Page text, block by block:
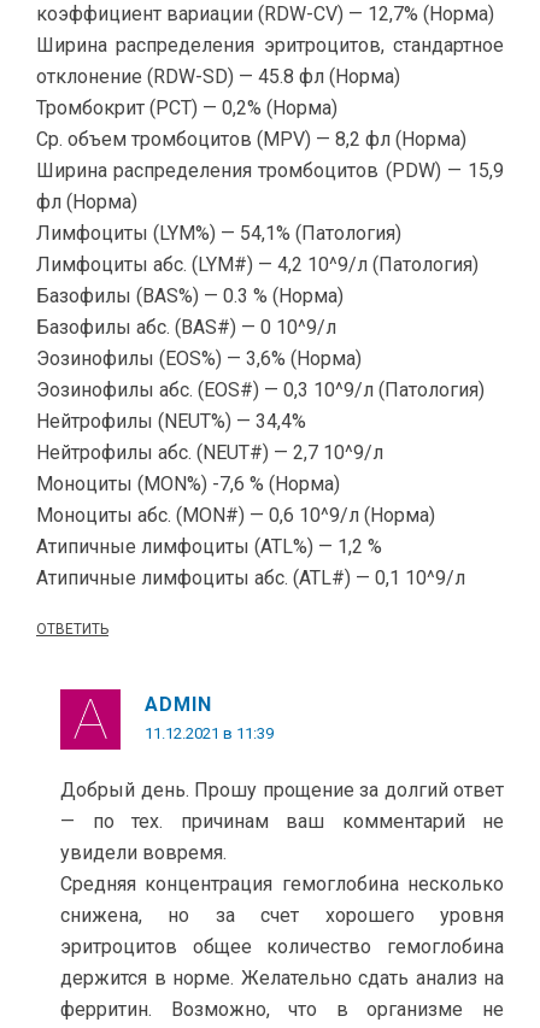
коэффициент вариации (RDW-CV) — 12,7% (Норма)
Ширина распределения эритроцитов, стандартное
отклонение (RDW-SD) — 45.8 фл (Норма)
Тромбокрит (PCT) — 0,2% (Норма)
Ср. объем тромбоцитов (MPV) — 8,2 фл (Норма)
Ширина распределения тромбоцитов (PDW) — 15,9
фл (Норма)
Лимфоциты (LYM%) — 54,1% (Патология)
Лимфоциты абс. (LYM#) — 4,2 10^9/л (Патология)
Базофилы (BAS%) — 0.3 % (Норма)
Базофилы абс. (BAS#) — 0 10^9/л
Эозинофилы (EOS%) — 3,6% (Норма)
Эозинофилы абс. (EOS#) — 0,3 10^9/л (Патология)
Нейтрофилы (NEUT%) — 34,4%
Нейтрофилы абс. (NEUT#) — 2,7 10^9/л
Моноциты (MON%) -7,6 % (Норма)
Моноциты абс. (MON#) — 0,6 10^9/л (Норма)
Атипичные лимфоциты (ATL%) — 1,2 %
Атипичные лимфоциты абс. (ATL#) — 0,1 10^9/л
ОТВЕТИТЬ
ADMIN
11.12.2021 в 11:39
Добрый день. Прошу прощение за долгий ответ
— по тех. причинам ваш комментарий не
увидели вовремя.
Средняя концентрация гемоглобина несколько
снижена, но за счет хорошего уровня
эритроцитов общее количество гемоглобина
держится в норме. Желательно сдать анализ на
ферритин. Возможно, что в организме не